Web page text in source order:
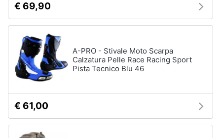
Arredo
Brico
e
Giardinaggio
e
igiene
Bambino
Scarpe
bambino
Sandali
bambina
neonati
Copertina
neonato
€ 69,90
A-PRO - Stivale Moto Scarpa
Calzatura Pelle Race Racing Sport
Pista Tecnico Blu 46
€ 61,00